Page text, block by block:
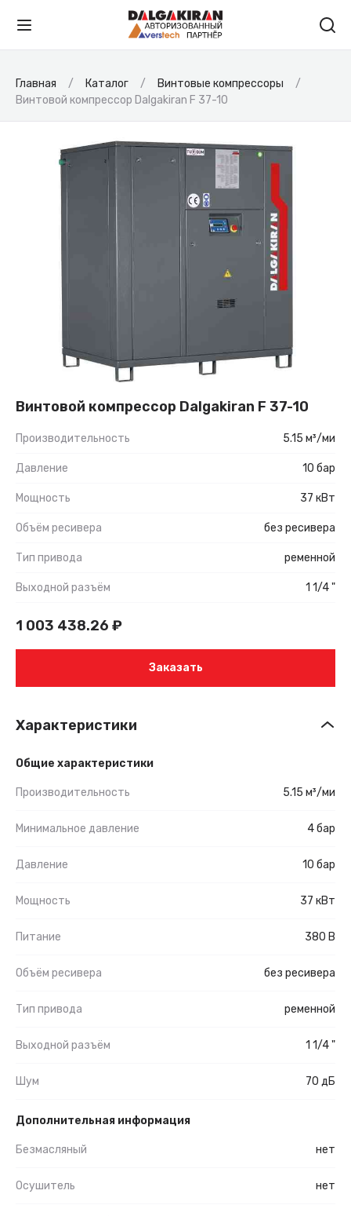
Главная Каталог
Винтовые компрессоры
Винтовой компрессор Dalgakiran F 37-10
Винтовой компрессор Dalgakiran F 37-10
Производительность 5.15 м³/ми
Давление 10 бар
Мощность 37 кВт
Объём ресивера без ресивера
Тип привода ременной
Выходной разъём 1 1/4 "
1 003 438.26 ₽
Заказать
Характеристики
Общие характеристики
Производительность 5.15 м³/ми
Минимальное давление 4 бар
Давление 10 бар
Мощность 37 кВт
Питание 380 В
Объём ресивера без ресивера
Тип привода ременной
Выходной разъём 1 1/4 "
Шум 70 дБ
Дополнительная информация
Безмасляный нет
Осушитель нет